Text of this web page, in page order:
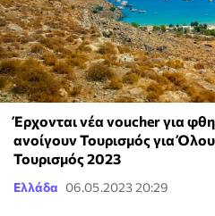
Έρχονται νέα voucher για
ανοίγουν Τουρισμός για
Τουρισμός 2023
Ελλάδα 06.05.2023 20:29